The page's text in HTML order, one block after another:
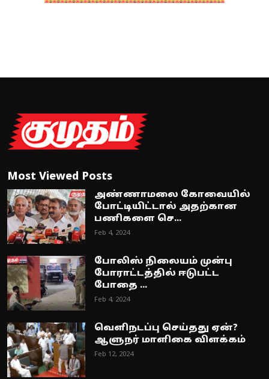
Most Viewed Posts
அண்ணாமலை கோவையில்
போட்டியிட்டால் அதற்கான
பணிகளை செ...
Feb 4, 2024
போலிஸ் நிலையம் முன்பு
போராட்டத்தில் ஈடுபட்ட
போதை ...
Feb 4, 2024
வெளிநடப்பு செய்தது ஏன்?
ஆளுநர் மாளிகை விளக்கம்
Feb 12, 2024